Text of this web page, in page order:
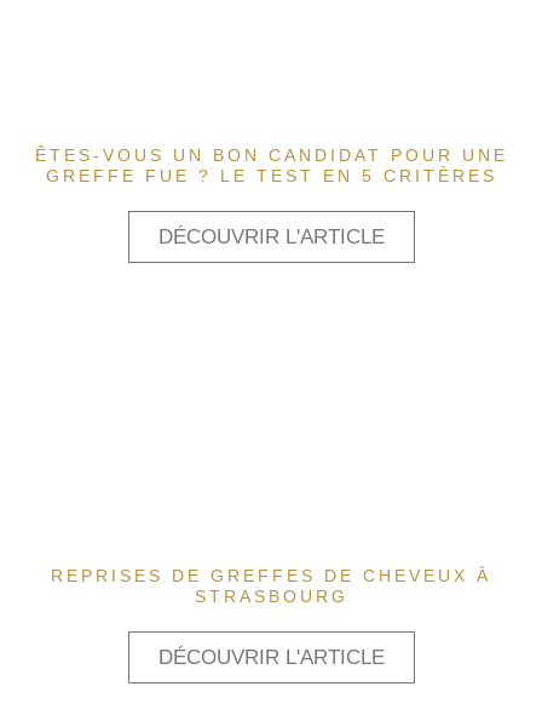
ÊTES-VOUS UN BON CANDIDAT POUR UNE
GREFFE FUE ? LE TEST EN 5 CRITÈRES
DÉCOUVRIR L'ARTICLE
REPRISES DE GREFFES DE CHEVEUX À
STRASBOURG
DÉCOUVRIR L'ARTICLE